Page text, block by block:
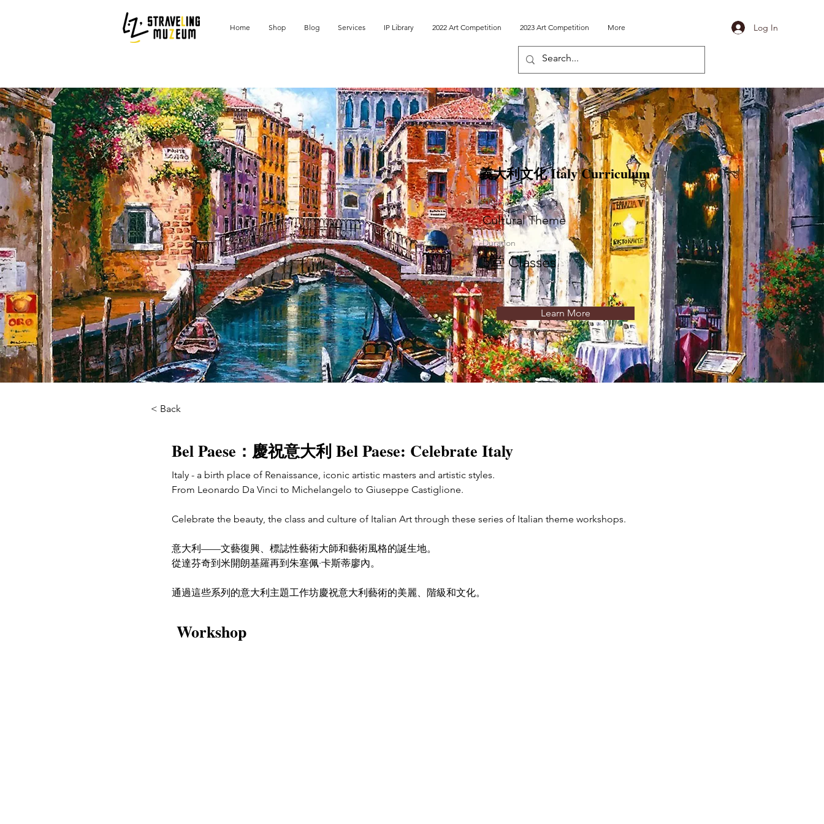
Home Shop Blog Services IP Library 2022 Art Competition 2023 Art Competition More Log In
義大利文化 Italy Curriculum
Theme
Cultural Theme
Duration
5堂 Classes
Learn More
< Back
Bel Paese：慶祝意大利 Bel Paese: Celebrate Italy
Italy - a birth place of Renaissance, iconic artistic masters and artistic styles.
From Leonardo Da Vinci to Michelangelo to Giuseppe Castiglione.
Celebrate the beauty, the class and culture of Italian Art through these series of Italian theme workshops.
意大利——文藝復興、標誌性藝術大師和藝術風格的誕生地。
從達芬奇到米開朗基羅再到朱塞佩·卡斯蒂廖內。
通過這些系列的意大利主題工作坊慶祝意大利藝術的美麗、階級和文化。
Workshop